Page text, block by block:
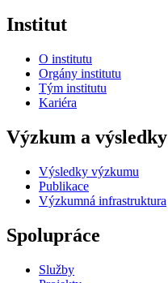
Institut
O institutu
Orgány institutu
Tým institutu
Kariéra
Výzkum a výsledky
Výsledky výzkumu
Publikace
Výzkumná infrastruktura
Spolupráce
Služby